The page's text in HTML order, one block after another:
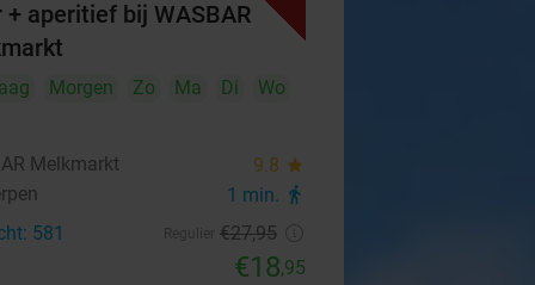
+ aperitief bij WASBAR
Morgen Zo Ma Di
Wo
Melkmarkt
9.8 star
1 min. directions_walk
581 €27,95
€18,95